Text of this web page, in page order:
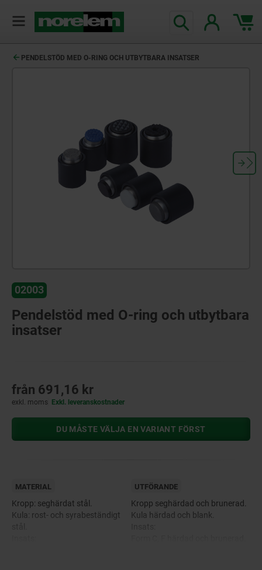
PENDELSTÖD MED O-RING OCH UTBYTBARA INSATSER
02003
Pendelstöd med O-ring och utbytbara
insatser
från 691,16 kr
exkl. moms Exkl. leveranskostnader
DU MÅSTE VÄLJA EN VARIANT FÖRST
MATERIAL
Kropp: seghärdat stål.
Kula: rost- och syrabeständigt
UTFÖRANDE
Kropp seghärdad och brunerad.
Kula härdad och blank.